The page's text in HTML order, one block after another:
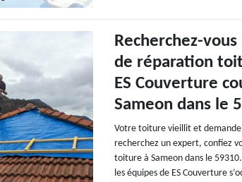
Recherchez-
de réparation
ES Couverture
Sameon dans le
Votre toiture vieillit et
recherchez un expert, confiez
toiture à Sameon dans le
les équipes de ES Couverture